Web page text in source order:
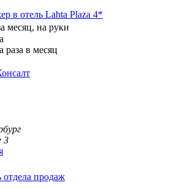
в отель Lahta Plaza 4*
месяц, на руки
в месяц
3
отдела продаж